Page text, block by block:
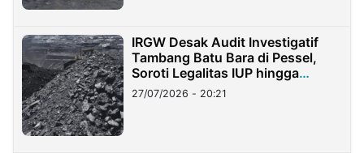
IRGW Desak Audit Investigatif
Tambang Batu Bara di Pessel,
Soroti Legalitas IUP hingga
Stockpile
27/07/2026 - 20:21